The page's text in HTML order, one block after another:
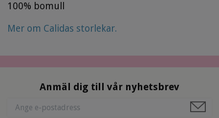
100% bomull
Mer om Calidas storlekar.
Anmäl dig till vår nyhetsbrev